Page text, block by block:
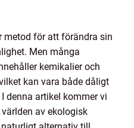
metod för att förändra sin
Men många
kemikalier och
kan vara både dåligt
denna artikel kommer vi
av ekologisk